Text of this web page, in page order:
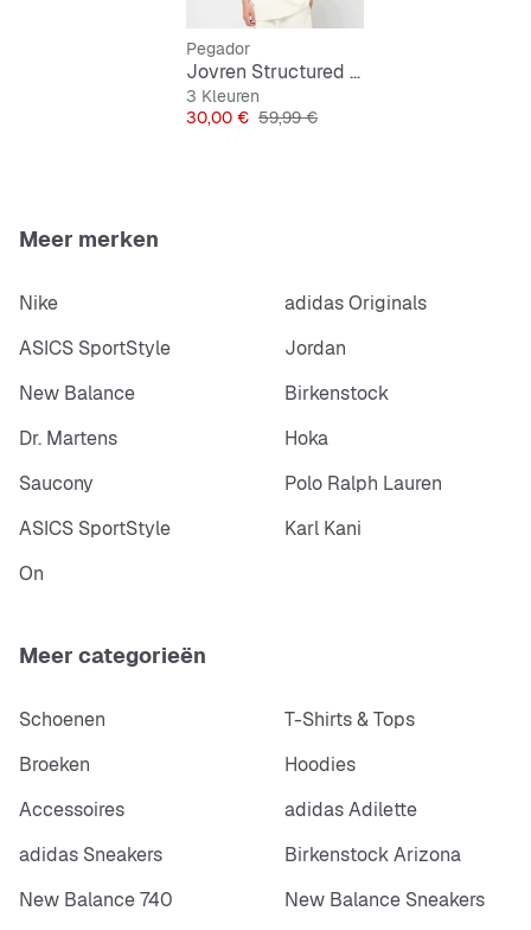
Korte mouwen die je warm houden zonder te
Pegador
Jovren Structured Shirt
3 Kleuren
Prijs
30,00 € Originele Prijs
59,99 €
Meer merken
Nike
adidas Originals
ASICS SportStyle
Jordan
New Balance
Birkenstock
Dr. Martens
Hoka
Saucony
Polo Ralph Lauren
ASICS SportStyle
Karl Kani
On
Meer categorieën
Schoenen
T-Shirts & Tops
Broeken
Hoodies
Accessoires
adidas Adilette
adidas Sneakers
Birkenstock Arizona
New Balance 740
New Balance Sneakers